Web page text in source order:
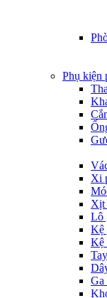
Phụ kiện
Xi
Xịt
Lô
Kệ
Kệ
Ga